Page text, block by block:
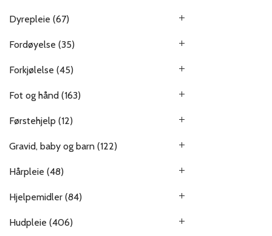
Dyrepleie (67)
Fordøyelse (35)
Forkjølelse (45)
Fot og hånd (163)
Førstehjelp (12)
Gravid, baby og barn (122)
Hårpleie (48)
Hjelpemidler (84)
Hudpleie (406)